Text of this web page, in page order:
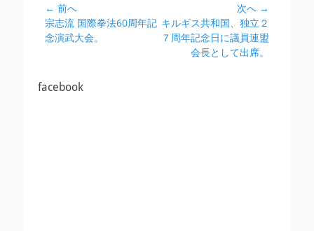
投
稿
ナ
ゲ
← 前へ
前
の
宗志流 国際拳法60周年記
念演武大会。
次へ →
次
の
キルギス共和国、独立２
７周年記念日に議員連盟
会長として出席。
facebook